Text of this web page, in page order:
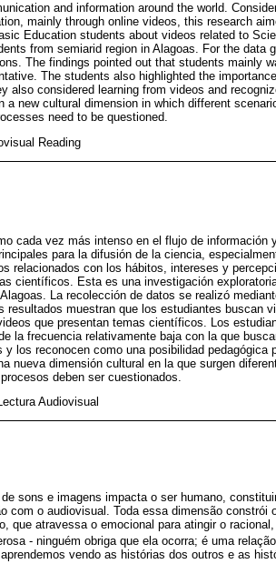
and information around the world.
mainly through online videos, this research
Education students about videos related to
from semiarid region in Alagoas. For the data
The findings pointed out that students mainly
The students also highlighted the
considered learning from videos and
new cultural dimension in which different
need to be questioned.
Reading
cada vez más intenso en el flujo de información
para la difusión de la ciencia,
relacionados con los hábitos, intereses y
científicos. Esta es una investigación
La recolección de datos se realizó
muestran que los estudiantes buscan
que presentan temas científicos. Los
la frecuencia relativamente baja con la que
los reconocen como una posibilidad pedagógica
nueva dimensión cultural en la que surgen
deben ser cuestionados.
Audiovisual
sons e imagens impacta o ser humano,
com o audiovisual. Toda essa dimensão constrói
que atravessa o emocional para atingir o
- ninguém obriga que ela ocorra; é uma
vendo as histórias dos outros e as